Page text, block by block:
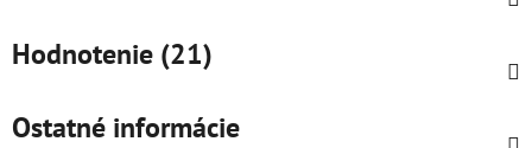
Hodnotenie (21)
Ostatné informácie